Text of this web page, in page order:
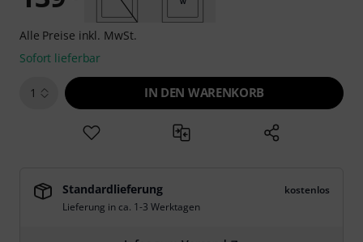
Alle Preise inkl. MwSt.
Sofort lieferbar
1 IN DEN WARENKORB
Standardlieferung
kostenlos
Lieferung in ca. 1-3 Werktagen